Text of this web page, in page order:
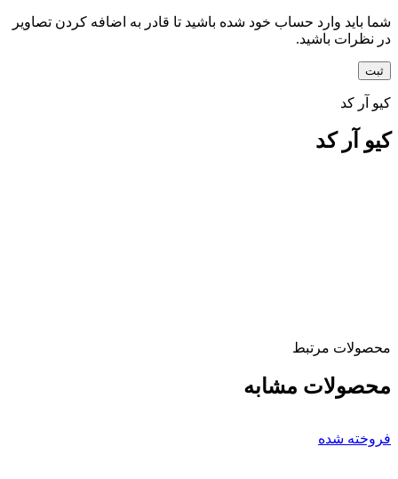
شما باید وارد حساب خود شده باشید تا قادر به اضافه کردن تصاویر
در نظرات باشید.
کیو آر کد
کیو آر کد
محصولات مرتبط
محصولات مشابه
فروخته شده